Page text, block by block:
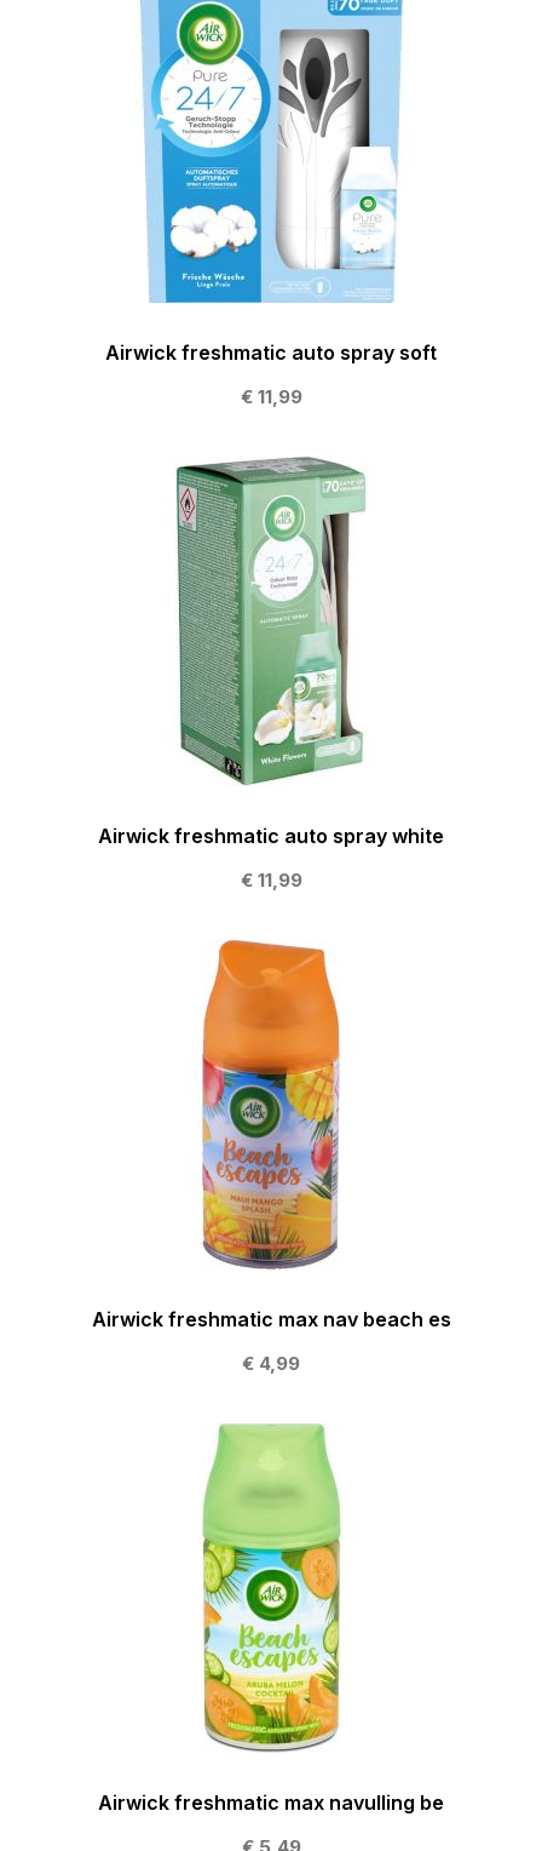
Airwick freshmatic auto spray soft
€ 11,99
Airwick freshmatic auto spray white
€ 11,99
Airwick freshmatic max nav beach es
€ 4,99
Airwick freshmatic max navulling be